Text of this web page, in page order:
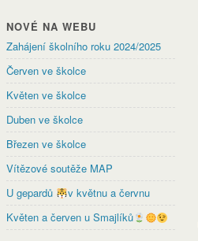
NOVÉ NA WEBU
Zahájení školního roku 2024/2025
Červen ve školce
Květen ve školce
Duben ve školce
Březen ve školce
Vítězové soutěže MAP
U gepardů
v květnu a červnu
Květen a červen u Smajlíků